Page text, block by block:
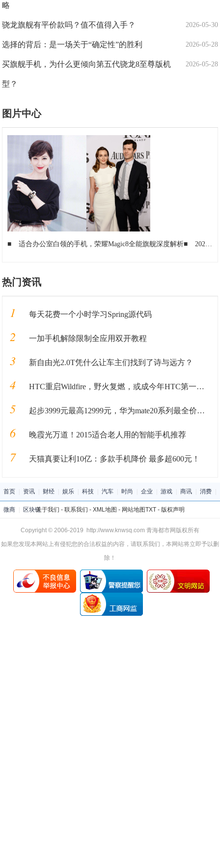
略
2026-05-30
骁龙旗舰有平价款吗？值不值得入手？
2026-05-28
选择的背后：是一场关于“确定性”的胜利
2026-05-28
买旗舰手机，为什么更倾向第五代骁龙8至尊版机
型？
图片中心
■ 适合办公室白领的手机，荣耀Magic8全能旗舰深度解析■ 2026年哪些手机值得买？高性价比与顶级旗舰全攻略
热门资讯
1 每天花费一个小时学习Spring源代码
2 一加手机解除限制全应用双开教程
3 新自由光2.0T凭什么让车主们找到了诗与远方？
4 HTC重启Wildfire，野火复燃，或成今年HTC第一部新机
5 起步3999元最高12999元，华为mate20系列最全价格奉上
6 晚霞光万道！2015适合老人用的智能手机推荐
7 天猫真要让利10亿：多款手机降价 最多超600元！
首页 资讯 财经 娱乐 科技 汽车 时尚 企业 游戏 商讯 消费
微商 区块链关于我们 - 联系我们 - XML地图 - 网站地图TXT- 版权声明
Copyright © 2006-2019 http://www.knwsq.com 青海都市网版权所有
如果您发现本网站上有侵犯您的合法权益的内容，请联系我们，本网站将立即予以删
除！